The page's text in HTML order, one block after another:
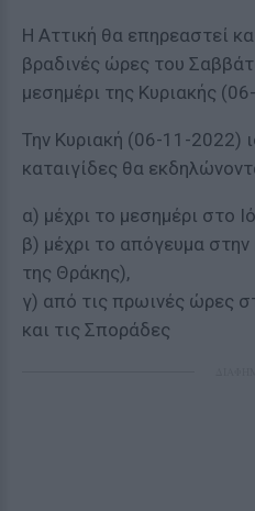
Η Αττική θα επηρεαστεί
βραδινές ώρες του
μεσημέρι της Κυριακής
Την Κυριακή (06-11-2022)
καταιγίδες θα
α) μέχρι το μεσημέρι στο
β) μέχρι το απόγευμα
της Θράκης),
γ) από τις πρωινές ώρες
και τις Σποράδες